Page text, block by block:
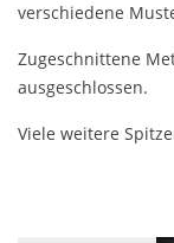
verschiedene
Zugeschnittene
ausgeschlossen.
Viele weitere